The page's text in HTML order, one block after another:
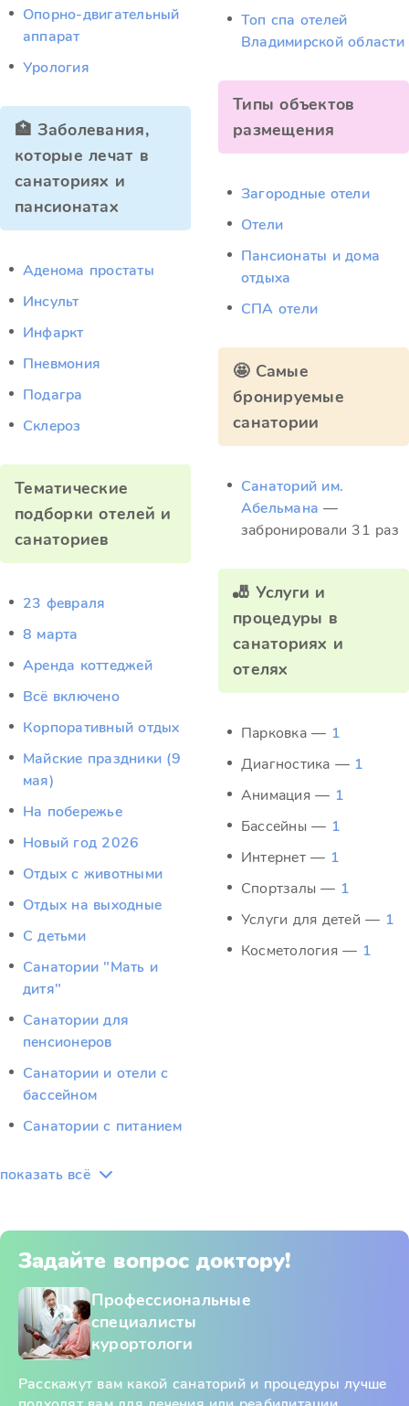
Опорно-двигательный
аппарат
Урология
🏥 Заболевания,
которые лечат в
санаториях и
пансионатах
Аденома простаты
Инсульт
Инфаркт
Пневмония
Подагра
Склероз
Тематические
подборки отелей и
санаториев
23 февраля
8 марта
Аренда коттеджей
Всё включено
Корпоративный отдых
Майские праздники (9
мая)
На побережье
Новый год 2026
Отдых c животными
Отдых на выходные
С детьми
Санатории "Мать и
дитя"
Санатории для
пенсионеров
Санатории и отели с
бассейном
Санатории с питанием
показать всё
Топ спа отелей
Владимирской области
Типы объектов
размещения
Загородные отели
Отели
Пансионаты и дома
отдыха
СПА отели
🤩 Самые
бронируемые
санатории
Санаторий им.
Абельмана —
забронировали 31 раз
🎳 Услуги и
процедуры в
санаториях и
отелях
Парковка — 1
Диагностика — 1
Анимация — 1
Бассейны — 1
Интернет — 1
Спортзалы — 1
Услуги для детей — 1
Косметология — 1
Задайте вопрос доктору!
Профессиональные
специалисты
курортологи
Расскажут вам какой санаторий и процедуры лучше